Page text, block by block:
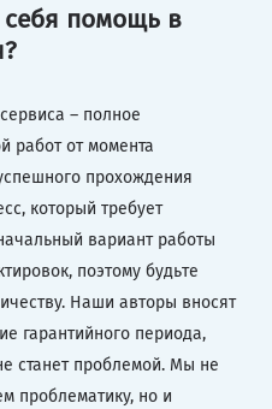
себя помощь в
– полное
работ от момента
прохождения
который требует
вариант работы
поэтому будьте
Наши авторы вносят
гарантийного периода,
станет проблемой. Мы не
проблематику, но и